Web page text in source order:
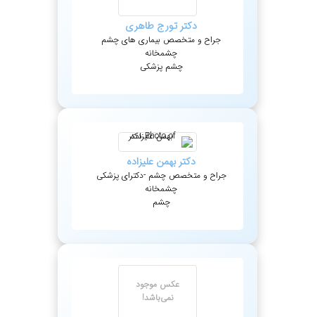
دکترتورج طاهری
جراح و متخصص بیماری های چشم
چشمخانه
چشم پزشکی
دکتربهمن علیزاده
جراح و متخصص چشم -دکترای پزشکی
چشمخانه
چشم
عکس موجود
نمی‌باشد!